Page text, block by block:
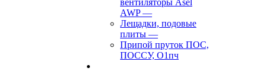
вентиляторы Asel
AWP—
Лещадки, подовые
плиты —
Припой пруток ПОС,
ПОССУ, О1пч